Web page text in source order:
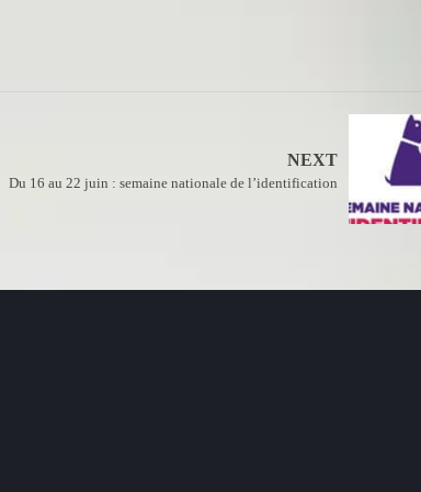
NEXT
Du 16 au 22 juin : semaine nationale de l’identification